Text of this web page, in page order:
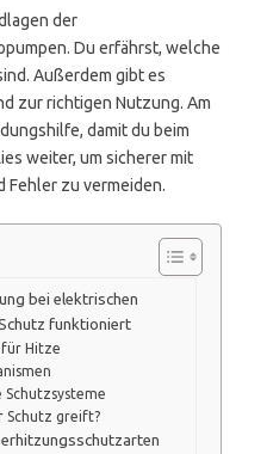
der
Du erfährst, welche
Außerdem gibt es
zur richtigen Nutzung. Am
damit du beim
weiter, um sicherer mit
Fehler zu vermeiden.
bei elektrischen
funktioniert
für Hitze
Schutzsysteme
Schutz greift?